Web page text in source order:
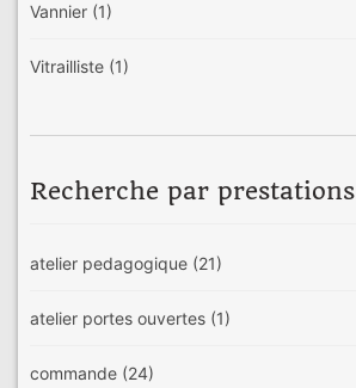
Vannier (1)
Vitrailliste (1)
Recherche par prestations
atelier pedagogique (21)
atelier portes ouvertes (1)
commande (24)